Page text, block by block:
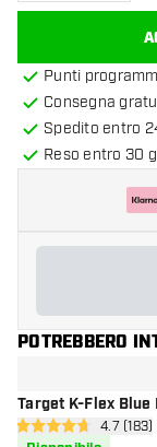
Punti
Consegna
Spedito entro
Reso entro 30
POTREBBERO
Target K-Flex Blue
apri
4.7 stelle di valutazione
4.7 (183)